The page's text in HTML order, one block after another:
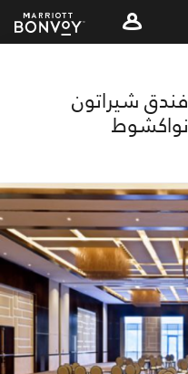
فندق شيراتون
نواكشوط